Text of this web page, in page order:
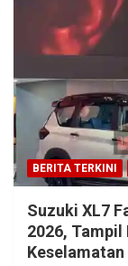
BERITA TERKINI
Suzuki XL7
2026,
Keselamatan